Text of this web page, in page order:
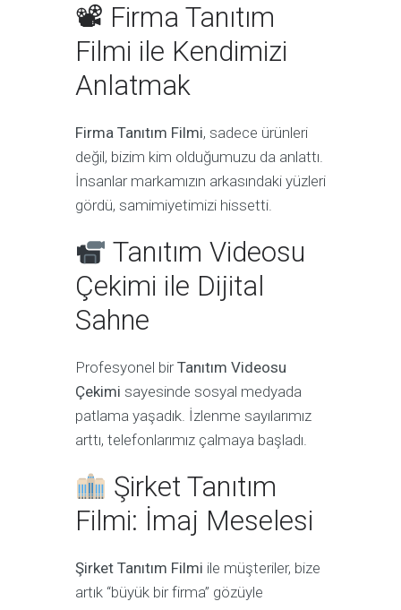
📽 Firma Tanıtım
Filmi ile Kendimizi
Anlatmak
Firma Tanıtım Filmi, sadece ürünleri
değil, bizim kim olduğumuzu da anlattı.
İnsanlar markamızın arkasındaki yüzleri
gördü, samimiyetimizi hissetti.
Tanıtım Videosu
Çekimi ile Dijital
Sahne
Profesyonel birTanıtım Videosu
Çekimi sayesinde sosyal medyada
patlama yaşadık. İzlenme sayılarımız
arttı, telefonlarımız çalmaya başladı.
Şirket Tanıtım
Filmi: İmaj Meselesi
Şirket Tanıtım Filmi ile müşteriler, bize
artık “büyük bir firma” gözüyle